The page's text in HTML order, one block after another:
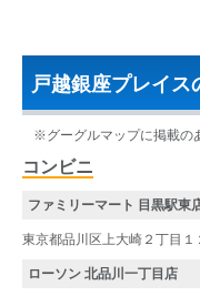
戸越銀座プレイス
※グーグルマップに掲載の
コンビニ
ファミリーマート 目黒駅東
東京都品川区上大崎２丁目１
ローソン 北品川一丁目店